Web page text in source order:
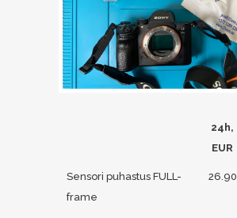
24h,
EUR
Sensori puhastus FULL-
frame
26.90